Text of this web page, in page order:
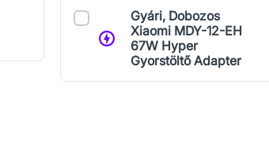
Gyári, Dobozos
Xiaomi MDY-12-EH
67W Hyper
Gyorstöltő Adapter